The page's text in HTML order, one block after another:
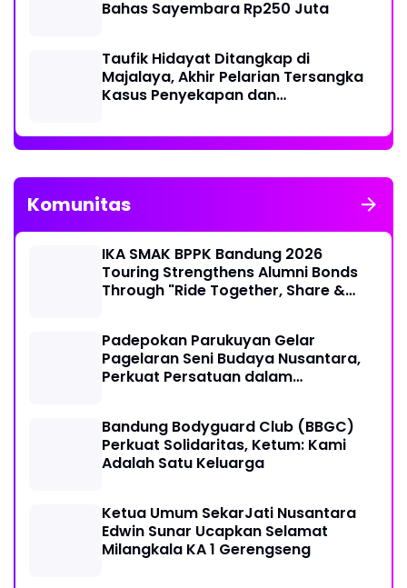
Bahas Sayembara Rp250 Juta
Taufik Hidayat Ditangkap di
Majalaya, Akhir Pelarian Tersangka
Kasus Penyekapan dan
Komunitas
IKA SMAK BPPK Bandung 2026
Touring Strengthens Alumni Bonds
Through "Ride Together, Share &
Padepokan Parukuyan Gelar
Pagelaran Seni Budaya Nusantara,
Perkuat Persatuan dalam
Bandung Bodyguard Club (BBGC)
Perkuat Solidaritas, Ketum: Kami
Adalah Satu Keluarga
Ketua Umum SekarJati Nusantara
Edwin Sunar Ucapkan Selamat
Milangkala KA 1 Gerengseng